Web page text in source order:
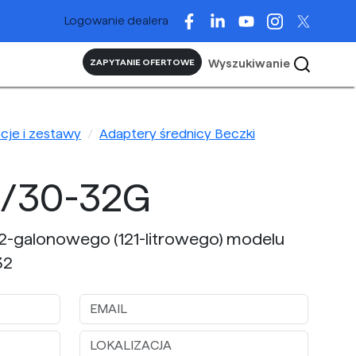
Logowanie dealera
ZAPYTANIE OFERTOWE Wyszukiwanie
i zestawy Adaptery średnicy Beczki
30-32G
galonowego (121-litrowego) modelu